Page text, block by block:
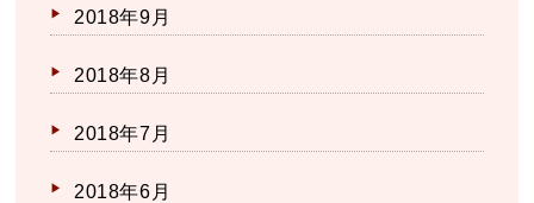
2018年9月
2018年8月
2018年7月
2018年6月